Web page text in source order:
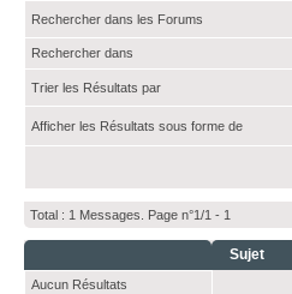
Rechercher dans les Forums
Rechercher dans
Trier les Résultats par
Afficher les Résultats sous forme de
Total : 1 Messages. Page n°1/1 - 1
Sujet
Aucun Résultats